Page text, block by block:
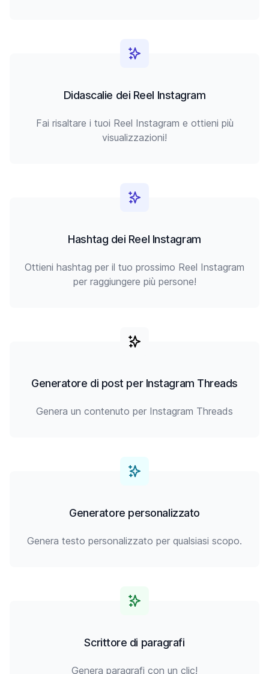
Didascalie dei Reel Instagram
Fai risaltare i tuoi Reel Instagram e ottieni più
visualizzazioni!
Hashtag dei Reel Instagram
Ottieni hashtag per il tuo prossimo Reel Instagram
per raggiungere più persone!
Generatore di post per Instagram Threads
Genera un contenuto per Instagram Threads
Generatore personalizzato
Genera testo personalizzato per qualsiasi scopo.
Scrittore di paragrafi
Genera paragrafi con un clic!